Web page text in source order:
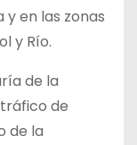
en las zonas
y Río.
de la
de
de la